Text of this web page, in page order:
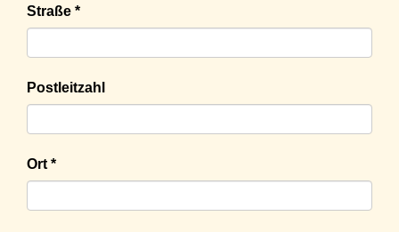
Straße *
Postleitzahl
Ort *